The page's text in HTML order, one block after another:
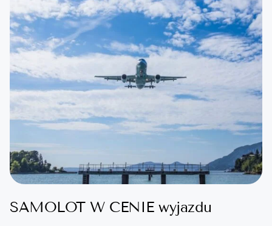
SAMOLOT W CENIE wyjazdu